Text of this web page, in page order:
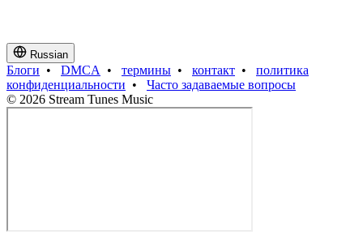
Russian
Блоги • DMCA • термины • контакт • политика
конфиденциальности • Часто задаваемые вопросы
© 2026 Stream Tunes Music